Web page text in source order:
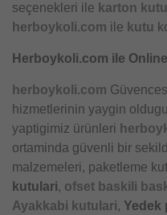
seçenekleri ile karton kutu
herboykoli.com ile kutu
Herboykoli.com ile Online
herboykoli.com
hizmetlerinin yaygin
yaptigimiz ürünleri
ortaminda güvenli bir
malzemeleri, paketleme
kutulari, ofset baskili
Ayakkabi kutulari, Yedek